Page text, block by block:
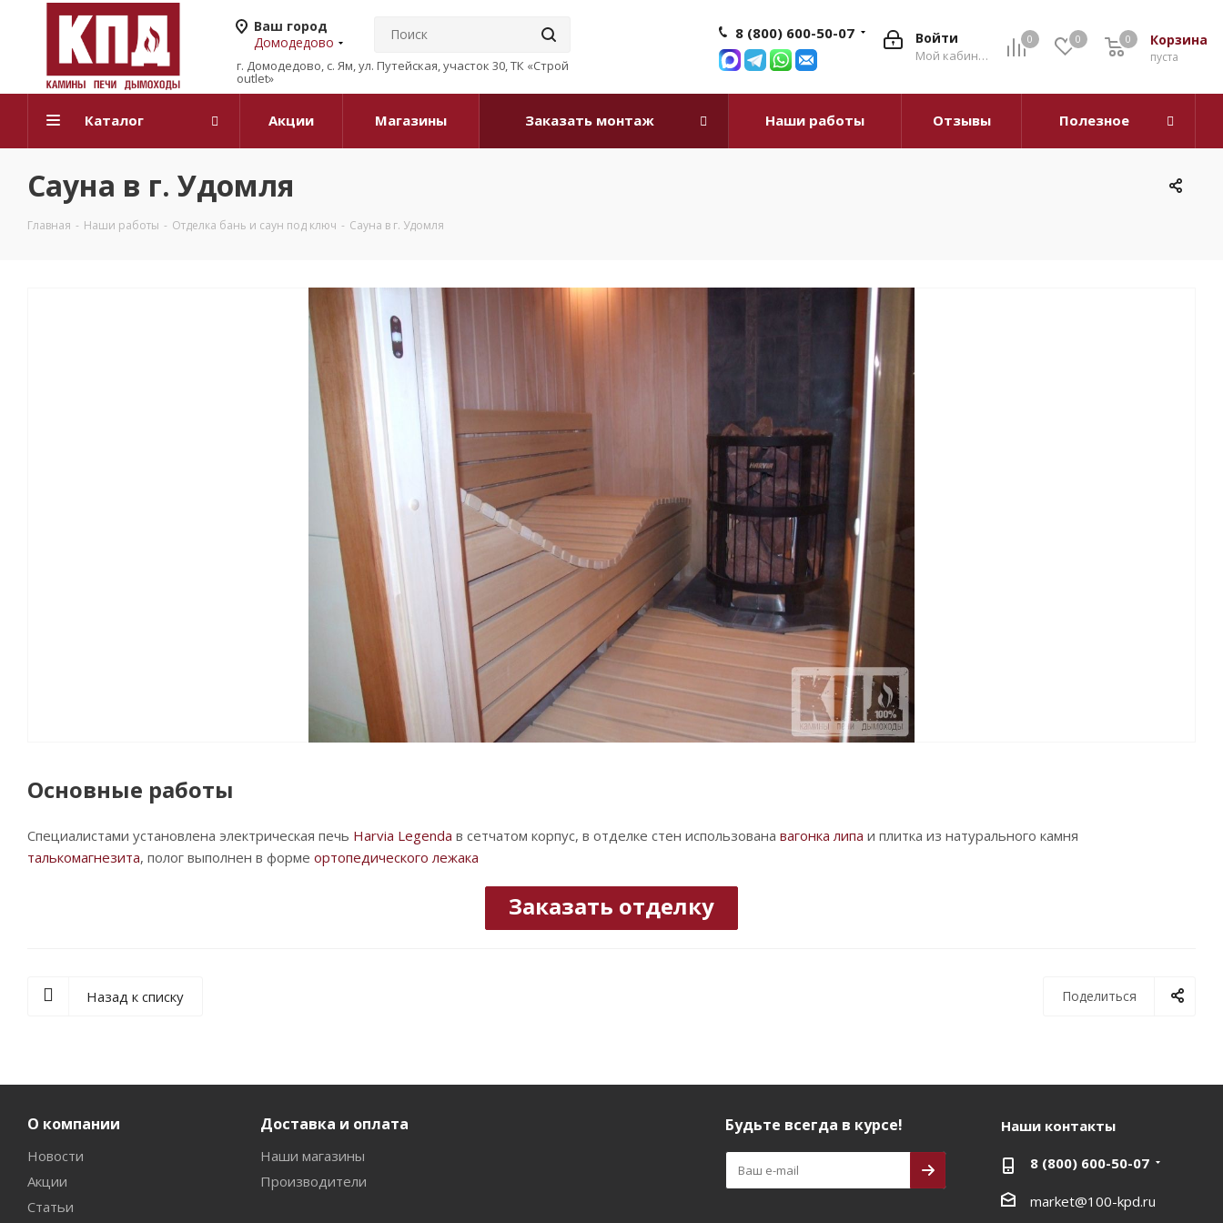
Ваш город
Домодедово
г. Домодедово, с. Ям, ул. Путейская, участок 30, ТК «Строй
outlet»
0 0 Корзина
0
пуста
0
Войти
Мой кабинет
8 (800) 600-50-07
Каталог Акции Магазины Заказать монтаж Наши работы Отзывы Полезное
Сауна в г. Удомля
Главная - Наши работы - Отделка бань и саун под ключ - Сауна в г. Удомля
Основные работы
Специалистами установлена электрическая печь Harvia Legenda в сетчатом корпус, в отделке стен использована вагонка липа и плитка из натурального камня
талькомагнезита, полог выполнен в форме ортопедического лежака
Заказать отделку
Поделиться
Назад к списку
О компании
Новости
Акции
Статьи
Доставка и оплата
Наши магазины
Производители
Будьте всегда в курсе! Наши контакты
8 (800) 600-50-07
market@100-kpd.ru